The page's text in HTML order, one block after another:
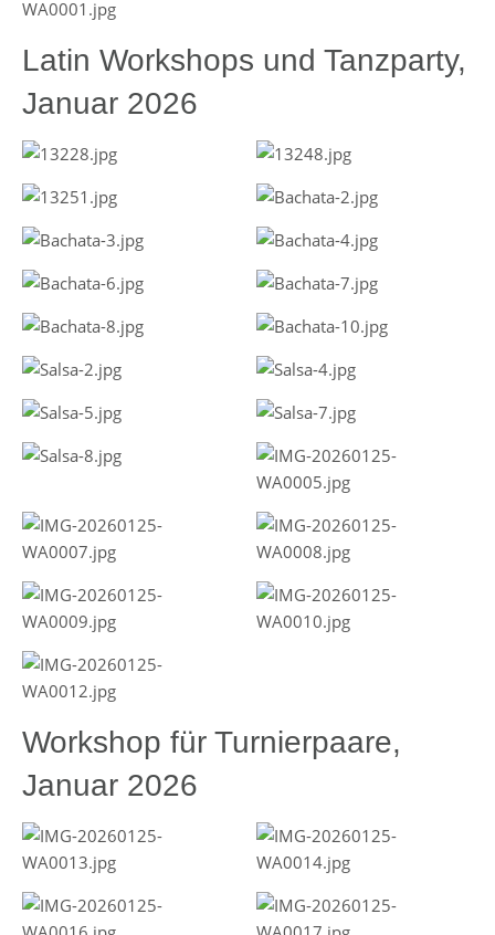
Latin Workshops und Tanzparty,
Januar 2026
Workshop für Turnierpaare,
Januar 2026